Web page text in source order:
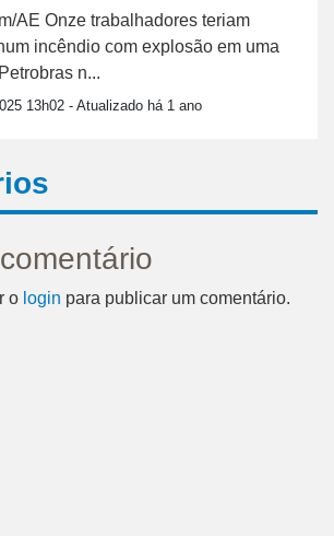
AE Onze trabalhadores teriam
incêndio com explosão em uma
n...
13h02 - Atualizado há 1 ano
o login para publicar um comentário.